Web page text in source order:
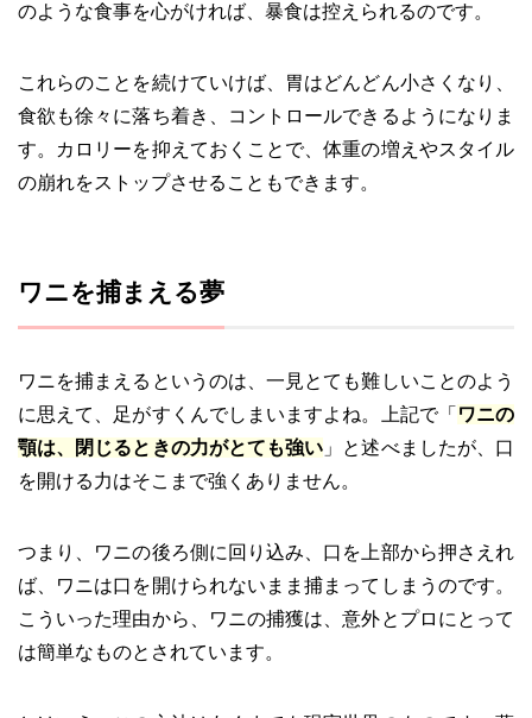
のような食事を心がければ、暴食は控えられるのです。
これらのことを続けていけば、胃はどんどん小さくなり、
食欲も徐々に落ち着き、コントロールできるようになりま
す。カロリーを抑えておくことで、体重の増えやスタイル
の崩れをストップさせることもできます。
ワニを捕まえる夢
ワニを捕まえるというのは、一見とても難しいことのよう
に思えて、足がすくんでしまいますよね。上記で「 ワニの
顎は、閉じるときの力がとても強い 」と述べましたが、口
を開ける力はそこまで強くありません。
つまり、ワニの後ろ側に回り込み、口を上部から押さえれ
ば、ワニは口を開けられないまま捕まってしまうのです。
こういった理由から、ワニの捕獲は、意外とプロにとって
は簡単なものとされています。